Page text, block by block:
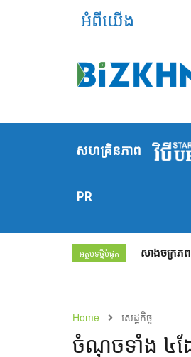
អំពីយើង
សហគ្រិនភាព
PR
អត្ថបទថ្មីបំផុត សាងចក្រភ
Home សេដ្ឋកិច្ច
ចំណុច​ទាំង ​៤​ដ